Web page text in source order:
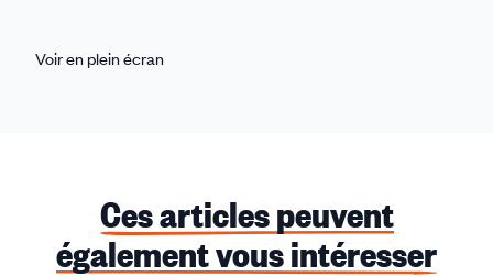
Voir en plein écran
Ces articles peuvent
également vous intéresser